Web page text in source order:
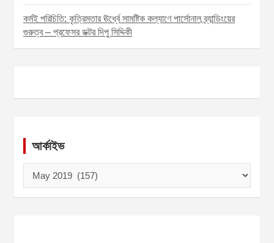
কর্মই পরিচিতি: কৃত্রিমতার ঊর্ধ্বে সামষ্টিক কল্যাণে পার্সোনাল ব্র্যান্ডিংয়ের
গুরুত্ব – প্রফেসর ডক্টর দিপু সিদ্দিকী
আর্কাইভ
ই